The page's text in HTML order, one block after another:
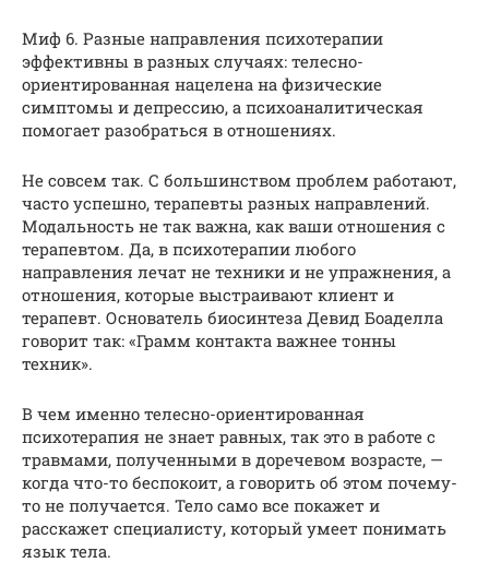
Миф 6. Разные направления психотерапии
эффективны в разных случаях: телесно-
ориентированная нацелена на физические
симптомы и депрессию, а психоаналитическая
помогает разобраться в отношениях.
Не совсем так. С большинством проблем работают,
часто успешно, терапевты разных направлений.
Модальность не так важна, как ваши отношения с
терапевтом. Да, в психотерапии любого
направления лечат не техники и не упражнения, а
отношения, которые выстраивают клиент и
терапевт. Основатель биосинтеза Девид Боаделла
говорит так: «Грамм контакта важнее тонны
техник».
В чем именно телесно-ориентированная
психотерапия не знает равных, так это в работе с
травмами, полученными в доречевом возрасте, —
когда что-то беспокоит, а говорить об этом почему-
то не получается. Тело само все покажет и
расскажет специалисту, который умеет понимать
язык тела.